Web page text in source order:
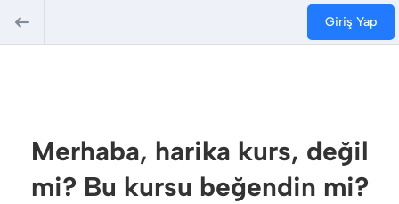
Giriş Yap
Merhaba, harika kurs, değil
mi? Bu kursu beğendin mi?